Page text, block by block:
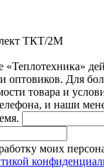
ТКТ/2М
«Теплотехника»
оптовиков. Для
товара и
и наши
моих